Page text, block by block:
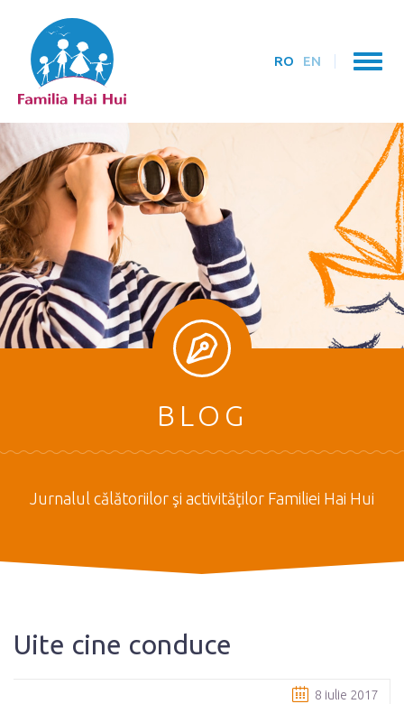
RO EN
BLOG
Jurnalul călătoriilor şi activităţilor Familiei Hai Hui
Uite cine conduce
8 iulie 2017